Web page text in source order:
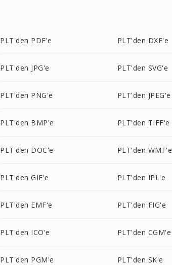
PLT'den PDF'e PLT'den DXF'e
PLT'den JPG'e PLT'den SVG'e
PLT'den PNG'e PLT'den JPEG'e
PLT'den BMP'e PLT'den TIFF'e
PLT'den DOC'e PLT'den WMF'e
PLT'den GIF'e PLT'den IPL'e
PLT'den EMF'e PLT'den FIG'e
PLT'den ICO'e PLT'den CGM'e
PLT'den PGM'e PLT'den SK'e